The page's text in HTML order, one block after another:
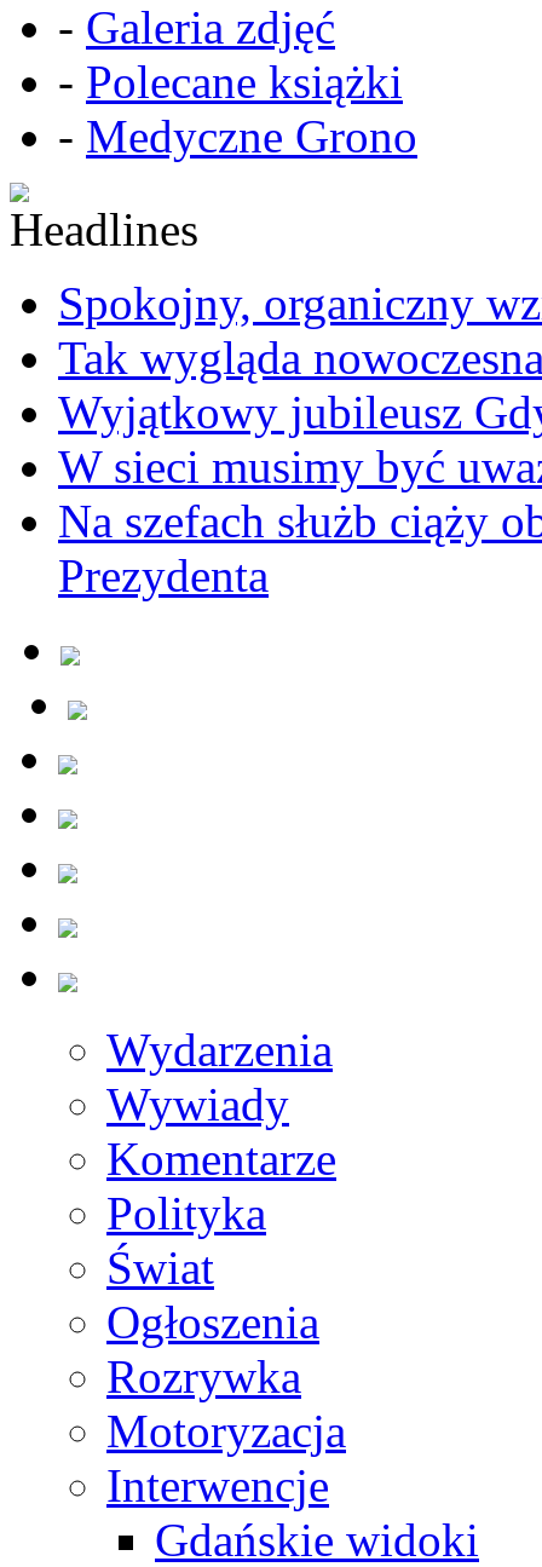
- Galeria zdjęć
- Polecane książki
- Medyczne Grono
Spokojny, organiczny
Tak wygląda
Wyjątkowy jubileusz
W sieci musimy być
Na szefach służb ciąży
Prezydenta
Wydarzenia
Wywiady
Komentarze
Polityka
Świat
Ogłoszenia
Rozrywka
Motoryzacja
Interwencje
Gdańskie widoki